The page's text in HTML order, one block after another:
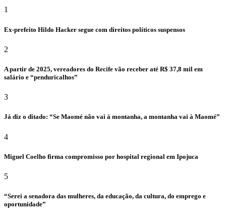
1
Ex-prefeito Hildo Hacker segue com direitos políticos suspensos
2
A partir de 2025, vereadores do Recife vão receber até R$ 37,8 mil em
salário e “penduricalhos”
3
Já diz o ditado: “Se Maomé não vai à montanha, a montanha vai à Maomé”
4
Miguel Coelho firma compromisso por hospital regional em Ipojuca
5
“Serei a senadora das mulheres, da educação, da cultura, do emprego e
oportunidade”